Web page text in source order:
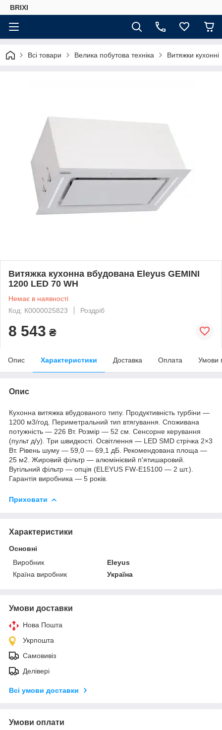
BRIXI
Всі товари Велика побутова техніка Витяжки кухонні
Витяжка кухонна вбудована Eleyus GEMINI
1200 LED 70 WH
Немає в наявності
Код: К0000025823
Роздріб
8 543 ₴
Опис Характеристики Доставка Оплата Умови
Опис
Кухонна витяжка вбудованого типу. Продуктивність турбіни —
1200 м3/год. Периметральний тип втягування. Споживана
потужність — 226 Вт. Розмір — 52 см. Сенсорне керування
(пульт д/у). Три швидкості. Освітлення — LED SMD стрічка 2×3
Вт. Рівень шуму — 59,0 — 69,1 дБ. Рекомендована площа —
25 м2. Жировий фільтр — алюмінієвий п'ятишаровий.
Вугільний фільтр — опція (ELEYUS FW-Е15100 — 2 шт.).
Гарантія виробника — 5 років.
Приховати
Характеристики
Основні
Виробник
Eleyus
Країна виробник
Україна
Умови доставки
Нова Пошта
Укрпошта
Самовивіз
Делівері
Всі умови доставки
Умови оплати